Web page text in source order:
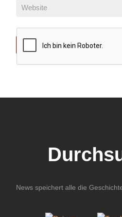
News speichert alle die